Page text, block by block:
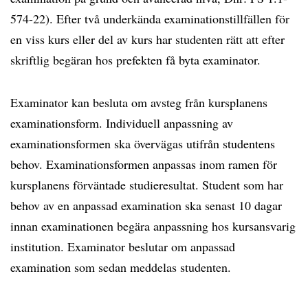
574-22). Efter två underkända examinationstillfällen för
en viss kurs eller del av kurs har studenten rätt att efter
skriftlig begäran hos prefekten få byta examinator.
Examinator kan besluta om avsteg från kursplanens
examinationsform. Individuell anpassning av
examinationsformen ska övervägas utifrån studentens
behov. Examinationsformen anpassas inom ramen för
kursplanens förväntade studieresultat. Student som har
behov av en anpassad examination ska senast 10 dagar
innan examinationen begära anpassning hos kursansvarig
institution. Examinator beslutar om anpassad
examination som sedan meddelas studenten.